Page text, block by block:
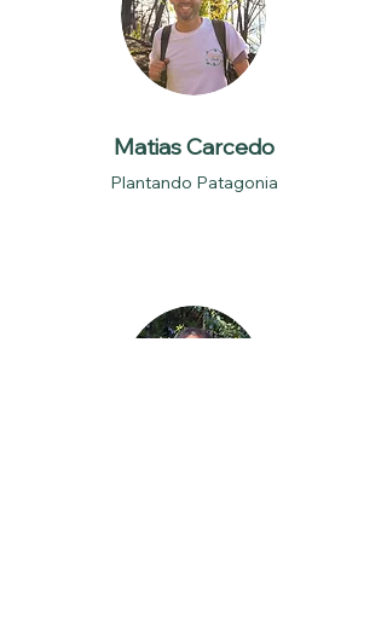
Matias Carcedo
Plantando Patagonia